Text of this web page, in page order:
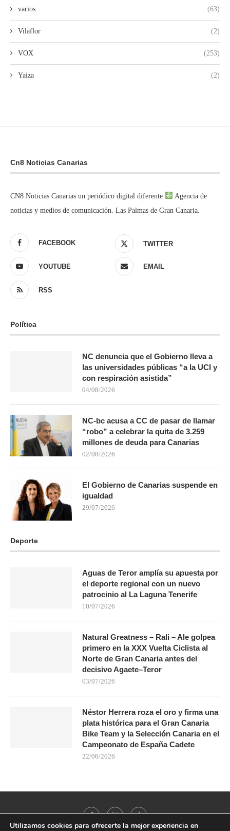
varios (63)
Vilaflor (2)
VOX (253)
Yaiza (2)
Cn8 Noticias Canarias
CN8 Noticias Canarias un periódico digital diferente
Agencia de
noticias y medios de comunicación. Las Palmas de Gran Canaria.
FACEBOOK TWITTER
YOUTUBE EMAIL
RSS
Política
NC denuncia que el Gobierno lleva a
las universidades públicas “a la UCI y
con respiración asistida”
04/08/2026
NC-bc acusa a CC de pasar de llamar
“robo” a celebrar la quita de 3.259
millones de deuda para Canarias
02/08/2026
El Gobierno de Canarias suspende en
igualdad
29/07/2026
Deporte
Aguas de Teror amplía su apuesta por
el deporte regional con un nuevo
patrocinio al La Laguna Tenerife
10/07/2026
Natural Greatness – Rali – Ale golpea
primero en la XXX Vuelta Ciclista al
Norte de Gran Canaria antes del
decisivo Agaete–Teror
03/07/2026
Néstor Herrera roza el oro y firma una
plata histórica para el Gran Canaria
Bike Team y la Selección Canaria en el
Campeonato de España Cadete
22/06/2026
Utilizamos cookies para ofrecerte la mejor experiencia en